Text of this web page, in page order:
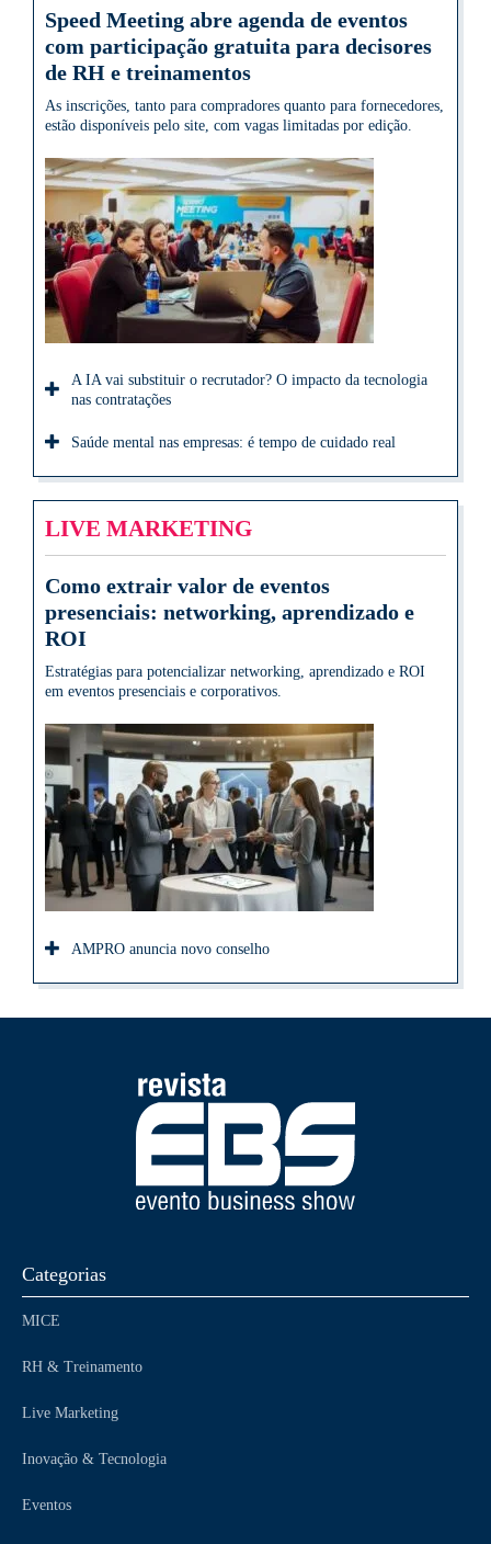
Speed Meeting abre agenda de eventos
com participação gratuita para decisores
de RH e treinamentos
As inscrições, tanto para compradores quanto para fornecedores,
estão disponíveis pelo site, com vagas limitadas por edição.
A IA vai substituir o recrutador? O impacto da tecnologia
nas contratações
Saúde mental nas empresas: é tempo de cuidado real
LIVE MARKETING
Como extrair valor de eventos
presenciais: networking, aprendizado e
ROI
Estratégias para potencializar networking, aprendizado e ROI
em eventos presenciais e corporativos.
AMPRO anuncia novo conselho
Categorias
MICE
RH & Treinamento
Live Marketing
Inovação & Tecnologia
Eventos